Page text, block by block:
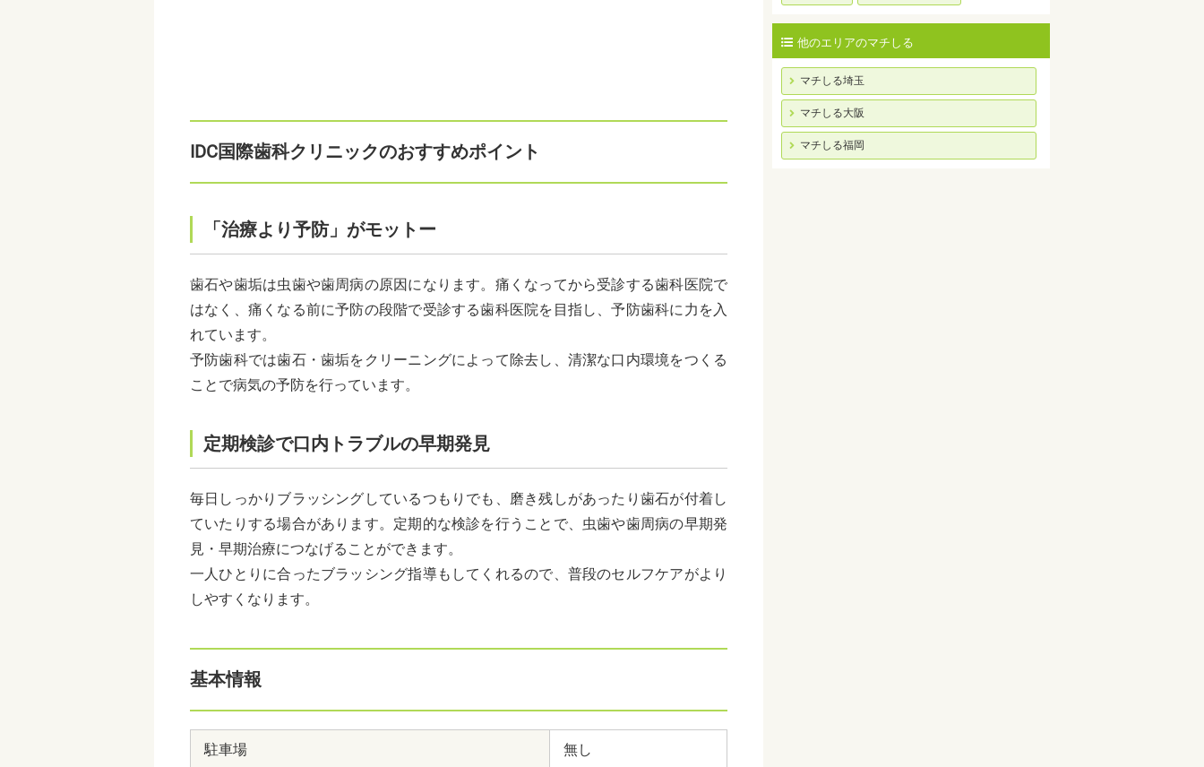
IDC国際歯科クリニックのおすすめポイント
「治療より予防」がモットー
歯石や歯垢は虫歯や歯周病の原因になります。痛くなってから受診する歯科医院で
はなく、痛くなる前に予防の段階で受診する歯科医院を目指し、予防歯科に力を入
れています。
予防歯科では歯石・歯垢をクリーニングによって除去し、清潔な口内環境をつくる
ことで病気の予防を行っています。
定期検診で口内トラブルの早期発見
毎日しっかりブラッシングしているつもりでも、磨き残しがあったり歯石が付着し
ていたりする場合があります。定期的な検診を行うことで、虫歯や歯周病の早期発
見・早期治療につなげることができます。
一人ひとりに合ったブラッシング指導もしてくれるので、普段のセルフケアがより
しやすくなります。
基本情報
駐車場 無し
他のエリアのマチしる
マチしる埼玉
マチしる大阪
マチしる福岡